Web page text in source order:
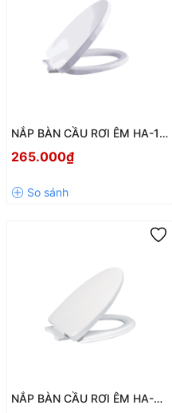
NẮP BÀN CẦU RƠI ÊM HA-17
BỀN ĐẸP, ĐÓNG ÊM, DỄ VỆ
265.000₫
NẮP BÀN CẦU RƠI ÊM HA-07